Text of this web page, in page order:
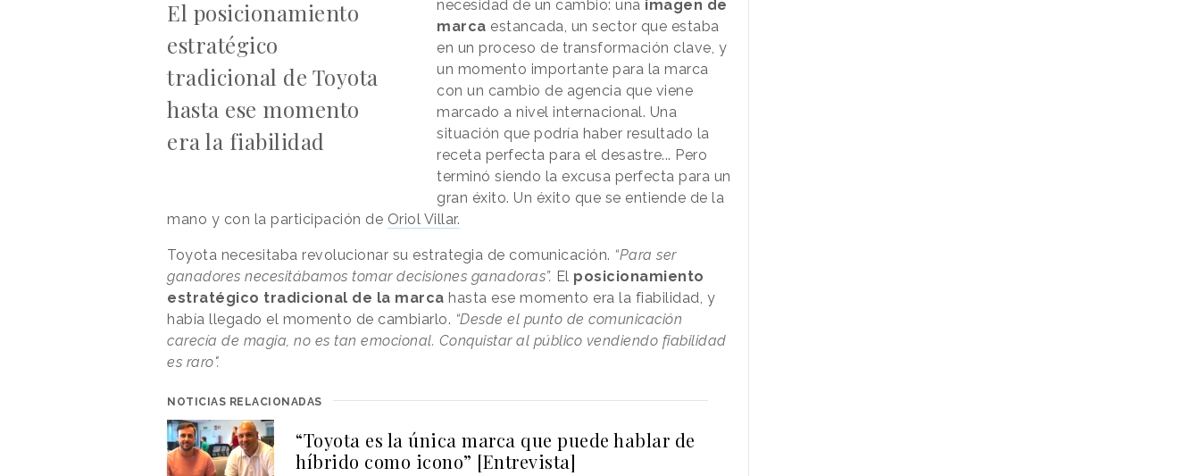
El posicionamiento
estratégico
tradicional de Toyota
hasta ese momento
era la fiabilidad
necesidad de un cambio: una imagen de
marca estancada, un sector que estaba
en un proceso de transformación clave, y
un momento importante para la marca
con un cambio de agencia que viene
marcado a nivel internacional. Una
situación que podría haber resultado la
receta perfecta para el desastre... Pero
terminó siendo la excusa perfecta para un
gran éxito. Un éxito que se entiende de la
mano y con la participación de Oriol Villar.
Toyota necesitaba revolucionar su estrategia de comunicación. “Para ser
ganadores necesitábamos tomar decisiones ganadoras”. El posicionamiento
estratégico tradicional de la marca hasta ese momento era la fiabilidad, y
había llegado el momento de cambiarlo. “Desde el punto de comunicación
carecía de magia, no es tan emocional. Conquistar al público vendiendo fiabilidad
es raro".
NOTICIAS RELACIONADAS
“Toyota es la única marca que puede hablar de
híbrido como icono” [Entrevista]